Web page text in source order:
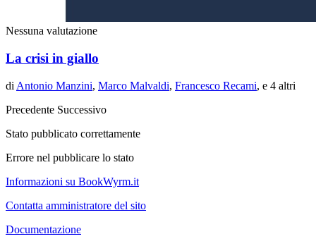
Nessuna valutazione
La crisi in giallo
di Antonio Manzini, Marco Malvaldi, Francesco Recami, e 4 altri
Precedente Successivo
Stato pubblicato correttamente
Errore nel pubblicare lo stato
Informazioni su BookWyrm.it
Contatta amministratore del sito
Documentazione